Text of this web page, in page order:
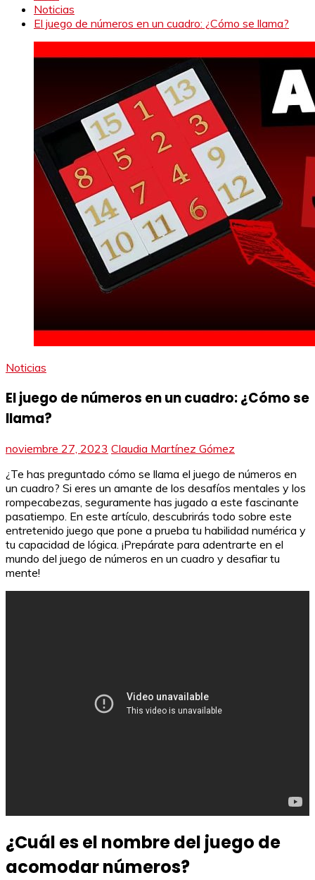
Noticias
El juego de números en un cuadro: ¿Cómo se llama?
Noticias
El juego de números en un cuadro: ¿Cómo se
llama?
noviembre 27, 2023 Claudia Martínez Gómez
¿Te has preguntado cómo se llama el juego de números en
un cuadro? Si eres un amante de los desafíos mentales y los
rompecabezas, seguramente has jugado a este fascinante
pasatiempo. En este artículo, descubrirás todo sobre este
entretenido juego que pone a prueba tu habilidad numérica y
tu capacidad de lógica. ¡Prepárate para adentrarte en el
mundo del juego de números en un cuadro y desafiar tu
mente!
¿Cuál es el nombre del juego de
acomodar números?